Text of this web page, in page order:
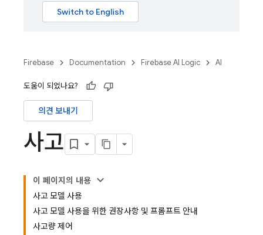
Firebase Documentation Firebase AI Logic AI
도움이 되었나요?
의견 보내기
사고
이 페이지의 내용
사고 모델 사용
사고 모델 사용을 위한 권장사항 및 프롬프트 안내
사고량 제어